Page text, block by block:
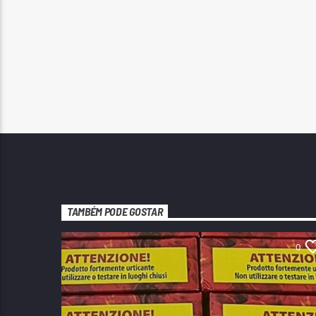
TAMBÉM PODE GOSTAR
0